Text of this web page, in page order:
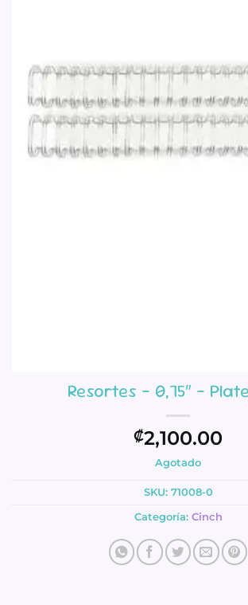
Resortes – 0,75″ –
₡2,100.00
Agotado
SKU: 71008-0
Categoría: Cinch